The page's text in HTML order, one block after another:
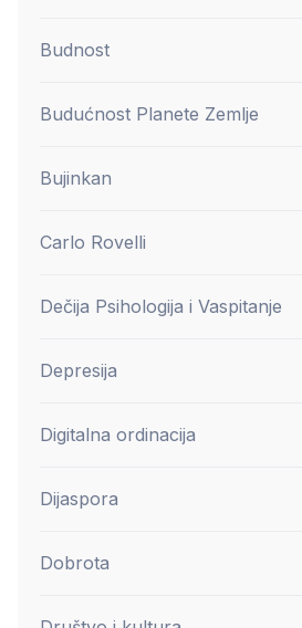
Budnost
Budućnost Planete Zemlje
Bujinkan
Carlo Rovelli
Dečija Psihologija i Vaspitanje
Depresija
Digitalna ordinacija
Dijaspora
Dobrota